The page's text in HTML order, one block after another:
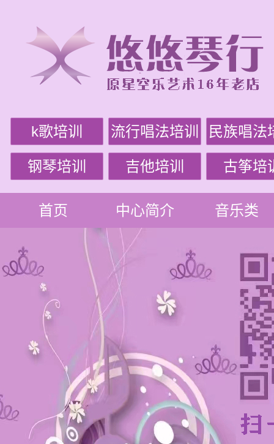
k歌培训 流行唱法培训 民族唱法
钢琴培训 吉他培训 古筝培
首页 中心简介 音乐类